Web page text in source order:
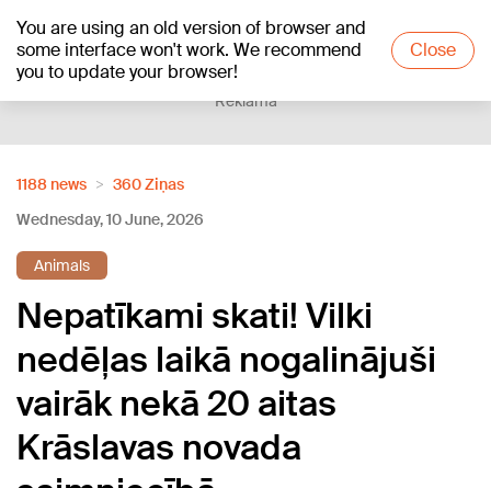
You are using an old version of browser and
some interface won't work. We recommend
you to update your browser!
Close
+24°C
Reklāma
1188 news
360 Ziņas
Wednesday, 10 June, 2026
Animals
Nepatīkami skati! Vilki
nedēļas laikā nogalinājuši
vairāk nekā 20 aitas
Krāslavas novada